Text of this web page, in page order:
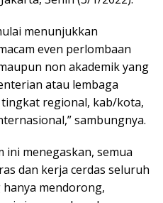
menunjukkan
even perlombaan
non akademik yang
atau lembaga
regional, kab/kota,
sambungnya.
ini menegaskan, semua
dan kerja cerdas seluruh
hanya mendorong,